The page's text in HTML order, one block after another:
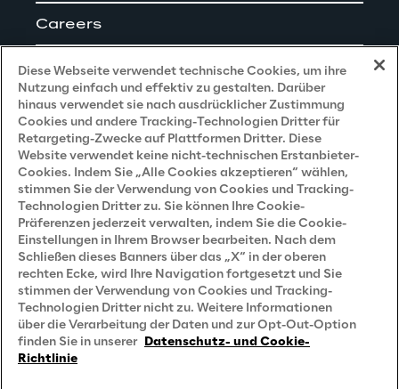
Careers
Impressum
Privacy and Legal
Datenschutz- und Cookie Richtlinie
Datenschutzhinweis(Bewerber)
Datenschutzhinweis (Kunden)
Datenschutzhinweis(Dienstleister)
Datenschutzhinweis(Marketing)
Grundsatzerklärung - LKSG (Deutschland)
Diese Webseite verwendet technische Cookies, um ihre
Nutzung einfach und effektiv zu gestalten. Darüber
hinaus verwendet sie nach ausdrücklicher Zustimmung
Cookies und andere Tracking-Technologien Dritter für
Retargeting-Zwecke auf Plattformen Dritter. Diese
Website verwendet keine nicht-technischen Erstanbieter-
Cookies. Indem Sie „Alle Cookies akzeptieren“ wählen,
stimmen Sie der Verwendung von Cookies und Tracking-
Technologien Dritter zu. Sie können Ihre Cookie-
Präferenzen jederzeit verwalten, indem Sie die Cookie-
Einstellungen in Ihrem Browser bearbeiten. Nach dem
Schließen dieses Banners über das „X“ in der oberen
rechten Ecke, wird Ihre Navigation fortgesetzt und Sie
stimmen der Verwendung von Cookies und Tracking-
Technologien Dritter nicht zu. Weitere Informationen
über die Verarbeitung der Daten und zur Opt-Out-Option
finden Sie in unserer Datenschutz- und Cookie-
Richtlinie